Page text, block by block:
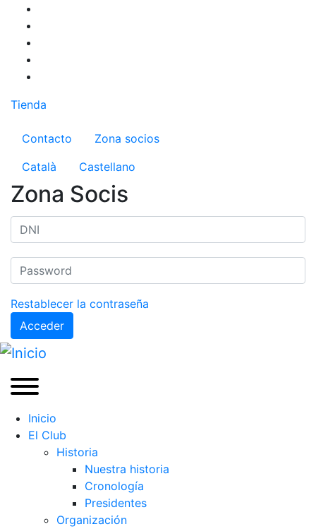
Pasar
contenido
principal
Tienda
Menú del compte d'usuari
Contacto
Zona socios
Català
Castellano
Zona Socis
Restablecer la contraseña
Acceder
Inicio
El Club
Historia
Nuestra historia
Cronología
Presidentes
Organización